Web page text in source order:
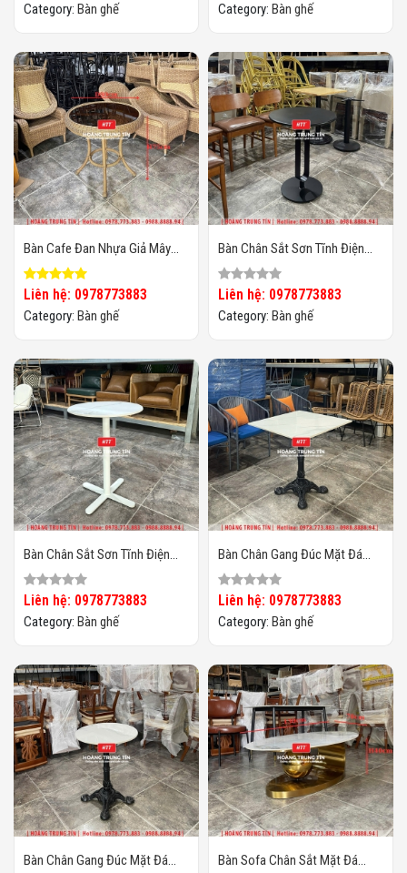
Category: Bàn ghế Category: Bàn ghế
Bàn Cafe Đan Nhựa Giả Mây
HTT32
Liên hệ: 0978773883
Category: Bàn ghế
Bàn Chân Sắt Sơn Tĩnh Điện
Mặt Đá HTT02
Liên hệ: 0978773883
Category: Bàn ghế
Bàn Chân Sắt Sơn Tĩnh Điện
Mặt Đá HTT01
Liên hệ: 0978773883
Category: Bàn ghế
Bàn Chân Gang Đúc Mặt Đá
HTT02
Liên hệ: 0978773883
Category: Bàn ghế
Bàn Chân Gang Đúc Mặt Đá
Bàn Sofa Chân Sắt Mặt Đá